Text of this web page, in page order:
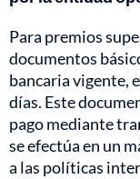
Para premios
documentos
bancaria vigente,
días. Este
pago mediante
se efectúa en un
a las políticas